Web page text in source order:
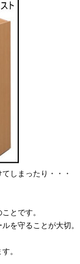
しまったり・・・
とです。
を守ることが大切。
。